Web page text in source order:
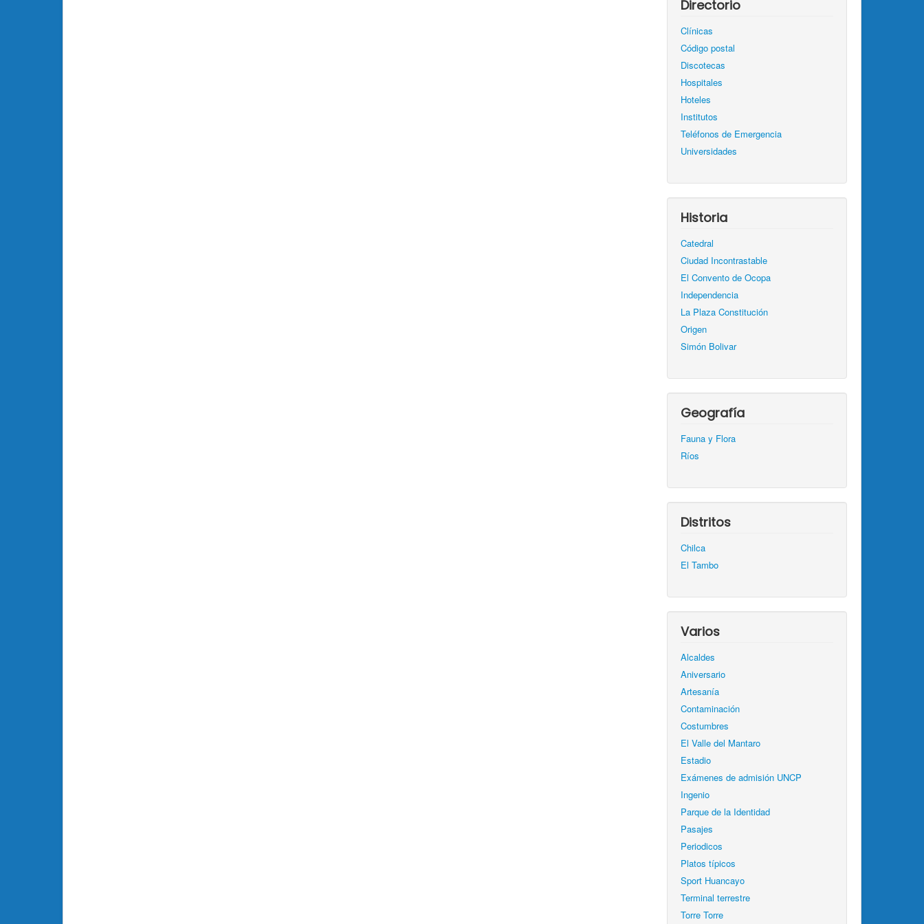
Directorio
Clínicas
Código postal
Discotecas
Hospitales
Hoteles
Institutos
Teléfonos de Emergencia
Universidades
Historia
Catedral
Ciudad Incontrastable
El Convento de Ocopa
Independencia
La Plaza Constitución
Origen
Simón Bolivar
Geografía
Fauna y Flora
Ríos
Distritos
Chilca
El Tambo
Varios
Alcaldes
Aniversario
Artesanía
Contaminación
Costumbres
El Valle del Mantaro
Estadio
Exámenes de admisión UNCP
Ingenio
Parque de la Identidad
Pasajes
Periodicos
Platos típicos
Sport Huancayo
Terminal terrestre
Torre Torre